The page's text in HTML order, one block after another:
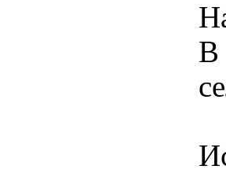
В